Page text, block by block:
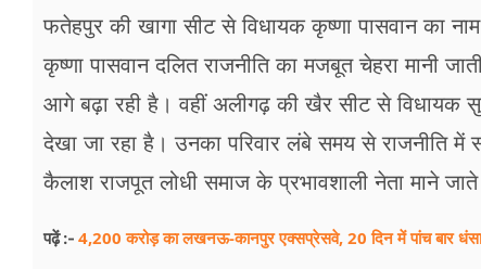
फतेहपुर की खागा सीट से विधायक कृष्णा पासवान का
कृष्णा पासवान दलित राजनीति का मजबूत चेहरा मानी
आगे बढ़ा रही है। वहीं अलीगढ़ की खैर सीट से विधायक
देखा जा रहा है। उनका परिवार लंबे समय से राजनीति में
कैलाश राजपूत लोधी समाज के प्रभावशाली नेता माने
पढ़ें :- 4,200 करोड़ का लखनऊ-कानपुर एक्सप्रेसवे, 20 दिन में पांच बार धंसा